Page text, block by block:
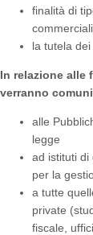
finalità di
la tutela
In relazione alle
verranno
alle
legge
ad istituti di
per la
a tutte
private
fiscale,